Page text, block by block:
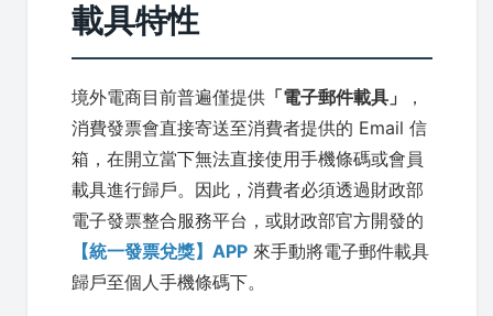
載具特性
境外電商目前普遍僅提供 「電子郵件載具」
，
消費發票會直接寄送至消費者提供的 Email 信
箱，在開立當下無法直接使用手機條碼或會員
載具進行歸戶。因此，消費者必須透過財政部
電子發票整合服務平台，或財政部官方開發的
【統一發票兌獎】APP 來手動將電子郵件載具
歸戶至個人手機條碼下。